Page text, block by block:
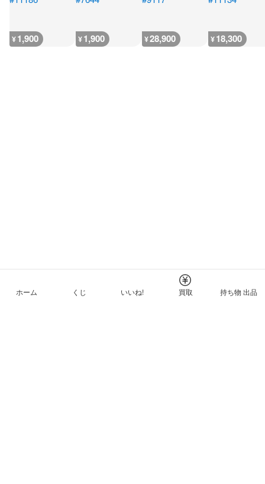
¥1,900 ¥1,900 ¥28,900 ¥18,300
ホーム くじ いいね! 買取 持ち物 出品